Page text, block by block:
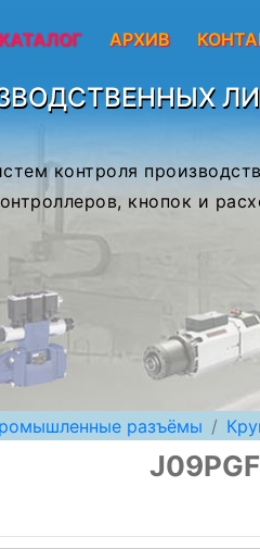
КАТАЛОГ АРХИВ
контроля
кнопок и
разъёмы